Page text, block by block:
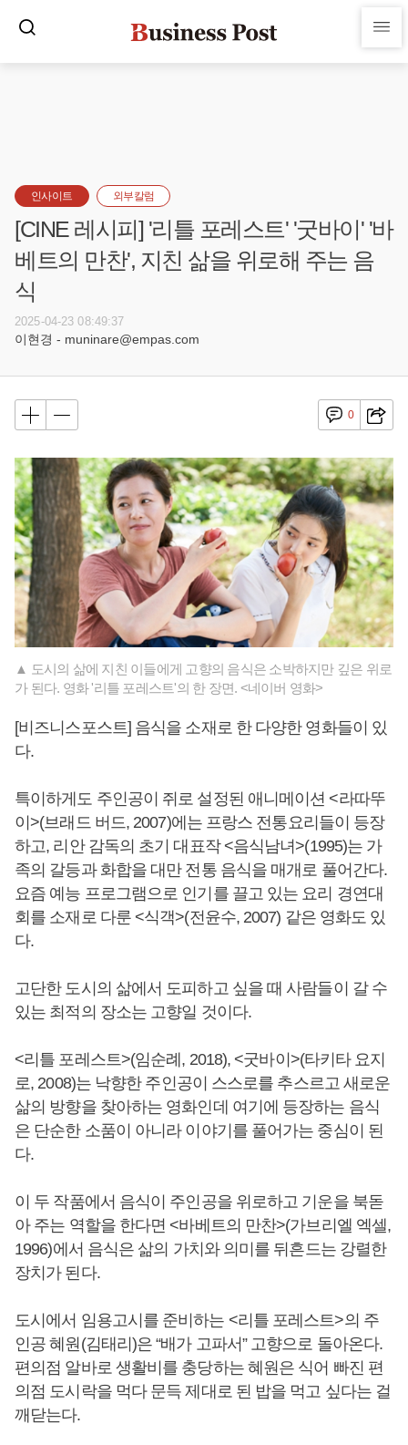
인사이트 외부칼럼
[CINE 레시피] '리틀 포레스트' '굿바이' '바
베트의 만찬', 지친 삶을 위로해 주는 음
식
2025-04-23 08:49:37
이현경 - muninare@empas.com
0
▲ 도시의 삶에 지친 이들에게 고향의 음식은 소박하지만 깊은 위로
가 된다. 영화 '리틀 포레스트'의 한 장면. <네이버 영화>
[비즈니스포스트] 음식을 소재로 한 다양한 영화들이 있
다.
특이하게도 주인공이 쥐로 설정된 애니메이션 <라따뚜
이>(브래드 버드, 2007)에는 프랑스 전통요리들이 등장
하고, 리안 감독의 초기 대표작 <음식남녀>(1995)는 가
족의 갈등과 화합을 대만 전통 음식을 매개로 풀어간다.
요즘 예능 프로그램으로 인기를 끌고 있는 요리 경연대
회를 소재로 다룬 <식객>(전윤수, 2007) 같은 영화도 있
다.
고단한 도시의 삶에서 도피하고 싶을 때 사람들이 갈 수
있는 최적의 장소는 고향일 것이다.
<리틀 포레스트>(임순례, 2018), <굿바이>(타키타 요지
로, 2008)는 낙향한 주인공이 스스로를 추스르고 새로운
삶의 방향을 찾아하는 영화인데 여기에 등장하는 음식
은 단순한 소품이 아니라 이야기를 풀어가는 중심이 된
다.
이 두 작품에서 음식이 주인공을 위로하고 기운을 북돋
아 주는 역할을 한다면 <바베트의 만찬>(가브리엘 엑셀,
1996)에서 음식은 삶의 가치와 의미를 뒤흔드는 강렬한
장치가 된다.
도시에서 임용고시를 준비하는 <리틀 포레스트>의 주
인공 혜원(김태리)은 “배가 고파서” 고향으로 돌아온다.
편의점 알바로 생활비를 충당하는 혜원은 식어 빠진 편
의점 도시락을 먹다 문득 제대로 된 밥을 먹고 싶다는 걸
깨닫는다.